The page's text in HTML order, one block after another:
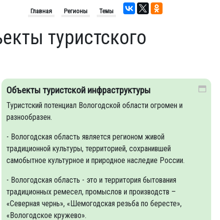
Главная Регионы Темы
туристского
Объекты туристской инфраструктуры
Туристский потенциал Вологодской области огромен и
разнообразен.
- Вологодская область является регионом живой
традиционной культуры, территорией, сохранившей
самобытное культурное и природное наследие России.
- Вологодская область - это и территория бытования
традиционных ремесел, промыслов и производств –
«Северная чернь», «Шемогодская резьба по бересте»,
«Вологодское кружево».